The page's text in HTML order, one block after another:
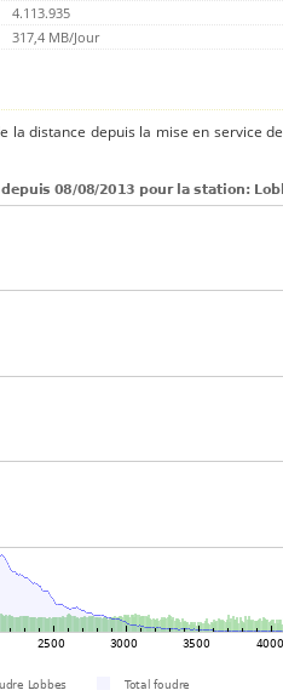
4.113.935
317,4 MB/Jour
la distance depuis la mise en service de